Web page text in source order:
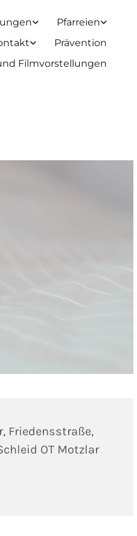
Pfarreien
Prävention
Filmvorstellungen
Friedensstraße,
OT Motzlar